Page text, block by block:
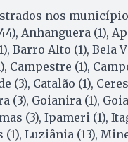
nos
Anhanguera (1),
Barro Alto (1), Bela
Campestre (1),
(3), Catalão (1),
(3), Goianira (1),
(3), Ipameri (1),
(1), Luziânia (13),